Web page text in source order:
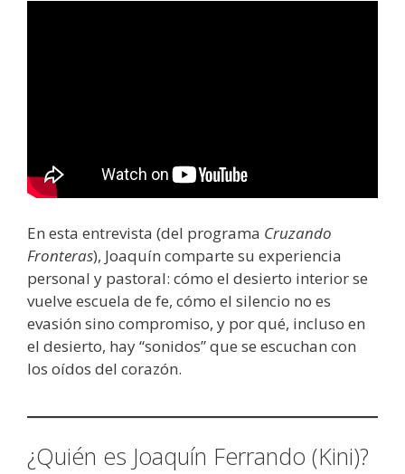
En esta entrevista (del programa Cruzando
Fronteras), Joaquín comparte su experiencia
personal y pastoral: cómo el desierto interior se
vuelve escuela de fe, cómo el silencio no es
evasión sino compromiso, y por qué, incluso en
el desierto, hay “sonidos” que se escuchan con
los oídos del corazón.
¿Quién es Joaquín Ferrando (Kini)?